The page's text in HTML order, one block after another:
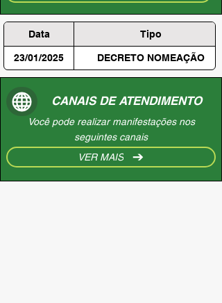
Data Tipo
23/01/2025 DECRETO NOMEAÇÃO
CANAIS DE ATENDIMENTO
Você pode realizar manifestações nos
seguintes canais
VER MAIS